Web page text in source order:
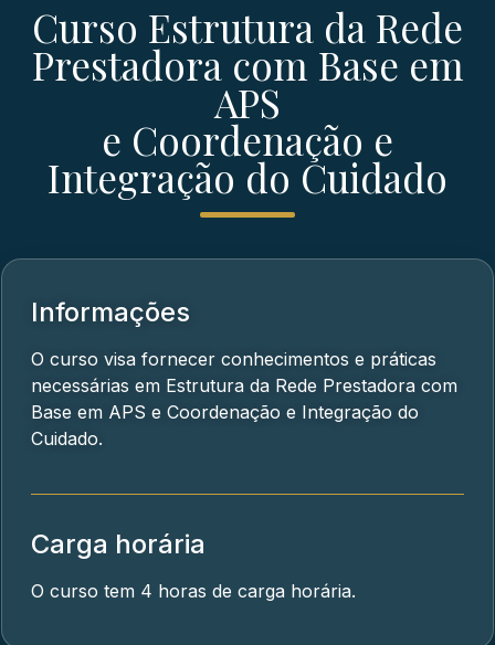
Curso Estrutura da Rede
Prestadora com Base em
APS
e Coordenação e
Integração do Cuidado
Informações
O curso visa fornecer conhecimentos e práticas
necessárias em Estrutura da Rede Prestadora com
Base em APS e Coordenação e Integração do
Cuidado.
Carga horária
O curso tem 4 horas de carga horária.